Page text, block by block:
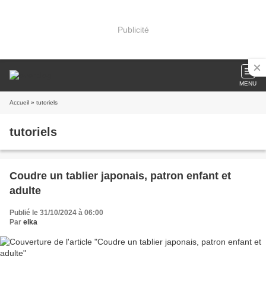
Publicité
MENU
Accueil » tutoriels
tutoriels
Coudre un tablier japonais, patron enfant et
adulte
Publié le 31/10/2024 à 06:00
Par elka